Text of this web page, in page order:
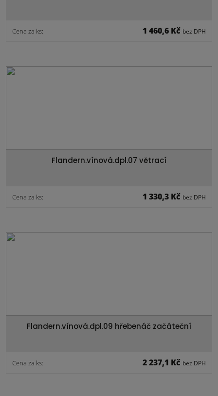
Cena za ks: 1 460,6 Kč bez DPH
Flandern.vínová.dpl.07 větrací
Cena za ks: 1 330,3 Kč bez DPH
Flandern.vínová.dpl.09 hřebenáč začáteční
Cena za ks: 2 237,1 Kč bez DPH